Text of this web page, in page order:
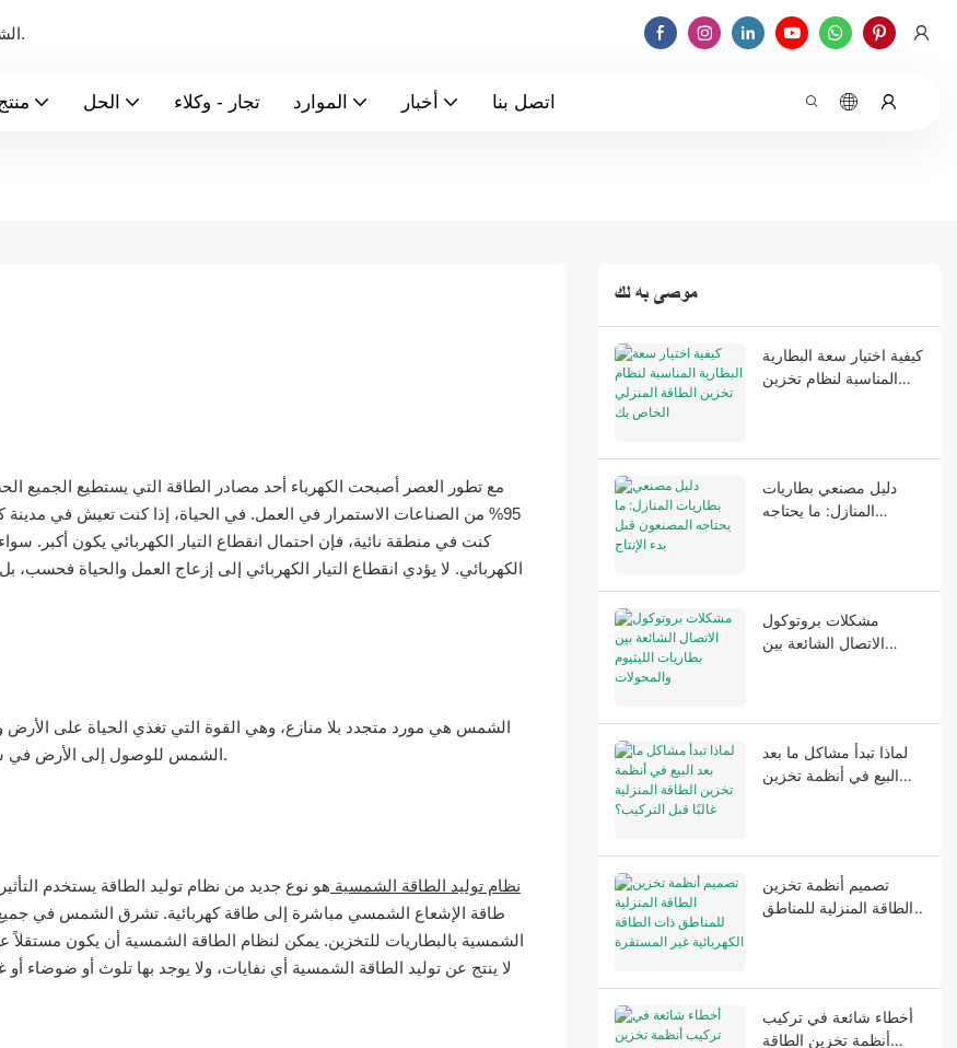
الشركة الرائدة عالميًا في تصنيع بطاريات الطاقة الجديدة ونظام تخزين الطاقة.
الحل تجار - وكلاء الموارد أخبار اتصل بنا
مع تطور العصر أصبحت الكهرباء أحد مصادر الطاقة التي يستطيع الجميع
95% من الصناعات الاستمرار في العمل. في الحياة، إذا كنت تعيش في مدينة
كنت في منطقة نائية، فإن احتمال انقطاع التيار الكهربائي يكون أكبر.
الكهربائي. لا يؤدي انقطاع التيار الكهربائي إلى إزعاج العمل والحياة
الشمس هي مورد متجدد بلا منازع، وهي القوة التي تغذي الحياة على الأرض
الشمس للوصول إلى الأرض في ساعة واحدة أكبر من الطاقة التي يستهلكها العالم’عدد السكان في سنة.
نظام توليد الطاقة الشمسية هو نوع جديد من نظام توليد الطاقة يستخدم
طاقة الإشعاع الشمسي مباشرة إلى طاقة كهربائية. تشرق الشمس في جميع
الشمسية بالبطاريات للتخزين. يمكن لنظام الطاقة الشمسية أن يكون مستقلاً
لا ينتج عن توليد الطاقة الشمسية أي نفايات، ولا يوجد بها تلوث أو ضوضاء
موصى به لك
كيفية اختيار سعة البطارية
المناسبة لنظام تخزين
دليل مصنعي بطاريات
المنازل: ما يحتاجه
مشكلات بروتوكول
الاتصال الشائعة بين
لماذا تبدأ مشاكل ما بعد
البيع في أنظمة تخزين
تصميم أنظمة تخزين
الطاقة المنزلية للمناطق
أخطاء شائعة في تركيب
أنظمة تخزين الطاقة